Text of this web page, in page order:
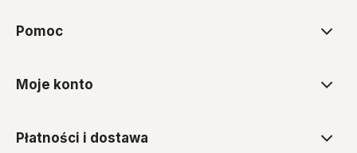
Pomoc
Moje konto
Płatności i dostawa